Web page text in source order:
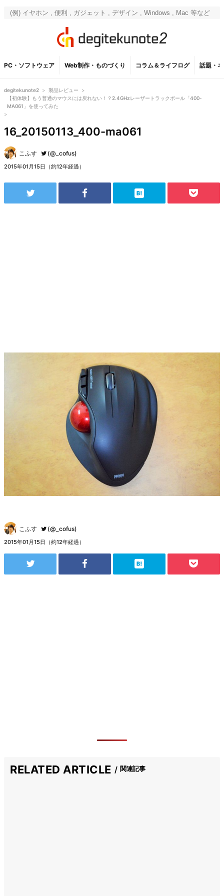
PC・ソフトウェア Web制作・ものづくり コラム＆ライフログ 話題・
degitekunote2 > 製品レビュー
>
【初体験】もう普通のマウスには戻れない！？2.4GHzレーザートラックボール「400-
MA061」を使ってみた
>
16_20150113_400-ma061
こふす (@_cofus)
2015年01月15日（約12年経過）
こふす (@_cofus)
2015年01月15日（約12年経過）
RELATED ARTICLE 関連記事